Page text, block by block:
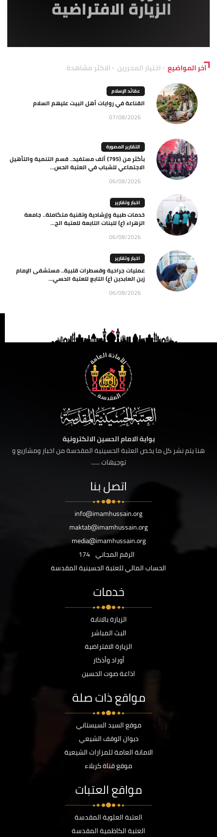
آخر المواضيع اختيار المحررين الاكثر مشاهدة
عقائد الإسلام
القناعة في روايات أهل البيت عليهم السلام
07/08/2026
التقارير المصورة
بأكثر من (795) ألف مستفيد.. قسم التنمية والتأهيل
الاجتماعي للشباب في العتبة الحس...
06/08/2026
اخبار وتقارير
خدمات طبية وإرشادية وتقنية متكاملة.. جامعة
الزهراء (ع) للبنات التابعة للعتبة الح...
06/08/2026
اخبار وتقارير
عمليات جراحية وقسطرات قلبية.. مستشفى الإمام
زين العابدين (ع) التابع للعتبة الحسي...
06/08/2026
بوابة الامام الحسين الالكترونية
هنا يتم نشر كل ما يخص العتبة الحسينية المقدسة من اخبار ومشاريع و
توجيهات ......
اتصل بنا
info@imamhussain.org
maktab@imamhussain.org
media@imamhussain.org
الرقم المجاني 174
الحساب المالي للعتبة الحسينية المقدسة
خدمات
الزيارة بالانابة
البث المباشر
الزيارة الافتراضية
أوراد وأذكار
اذاعة صوت الحسين
مواقع ذات صلة
موقع السيد السيستاني
ديوان الوقف الشيعي
الامانة العامة للمزارات الشيعية
موقع قناة كربلاء
مواقع العتبات
العتبة العلوية المقدسة
العتبة الكاظمية المقدسة